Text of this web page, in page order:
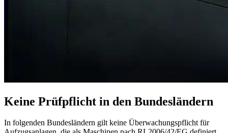
Keine Prüfpflicht in den Bundesländern
In folgenden Bundesländern gilt keine Überwachungspflicht für